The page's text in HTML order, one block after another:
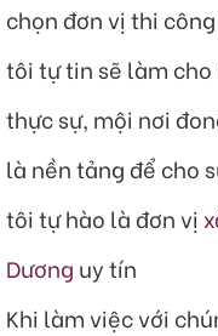
chọn đơn vị thi
tôi tự tin sẽ làm
thực sự, mội nơi
là nền tảng để cho
tôi tự hào là đơn vị
Dương uy tín
Khi làm việc với